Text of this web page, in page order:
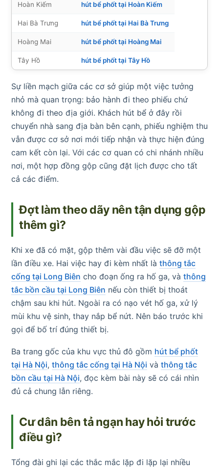
Hoàn Kiếm hút bể phốt tại Hoàn Kiếm
Hai Bà Trưng hút bể phốt tại Hai Bà Trưng
Hoàng Mai hút bể phốt tại Hoàng Mai
Tây Hồ hút bể phốt tại Tây Hồ
Sự liền mạch giữa các cơ sở giúp một việc tưởng
nhỏ mà quan trọng: bảo hành đi theo phiếu chứ
không đi theo địa giới. Khách hút bể ở đây rồi
chuyển nhà sang địa bàn bên cạnh, phiếu nghiệm thu
vẫn được cơ sở nơi mới tiếp nhận và thực hiện đúng
cam kết còn lại. Với các cơ quan có chi nhánh nhiều
nơi, một hợp đồng gộp cũng đặt lịch được cho tất
cả các điểm.
Đợt làm theo dãy nên tận dụng gộp
thêm gì?
Khi xe đã có mặt, gộp thêm vài đầu việc sẽ đỡ một
lần điều xe. Hai việc hay đi kèm nhất là thông tắc
cống tại Long Biên cho đoạn ống ra hố ga, và thông
tắc bồn cầu tại Long Biên nếu còn thiết bị thoát
chậm sau khi hút. Ngoài ra có nạo vét hố ga, xử lý
mùi khu vệ sinh, thay nắp bể nứt. Nên báo trước khi
gọi để bố trí đúng thiết bị.
Ba trang gốc của khu vực thủ đô gồm hút bể phốt
tại Hà Nội, thông tắc cống tại Hà Nội và thông tắc
bồn cầu tại Hà Nội, đọc kèm bài này sẽ có cái nhìn
đủ cả chung lẫn riêng.
Cư dân bên tả ngạn hay hỏi trước
điều gì?
Tổng đài ghi lại các thắc mắc lặp đi lặp lại nhiều